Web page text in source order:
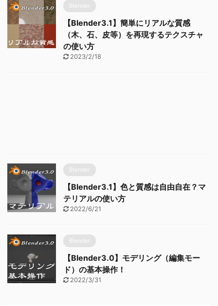
Blender
【Blender3.1】簡単にリアルな質感
（木、石、皮等）を再現するテクスチャ
の使い方
2023/2/18
Blender
【Blender3.1】色と質感は自由自在？マ
テリアルの使い方
2022/6/21
Blender
【Blender3.0】モデリング（編集モー
ド）の基本操作！
2022/3/31